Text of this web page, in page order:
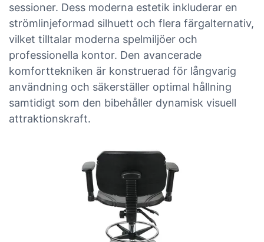
sessioner. Dess moderna estetik inkluderar en
strömlinjeformad silhuett och flera färgalternativ,
vilket tilltalar moderna spelmiljöer och
professionella kontor. Den avancerade
komforttekniken är konstruerad för långvarig
användning och säkerställer optimal hållning
samtidigt som den bibehåller dynamisk visuell
attraktionskraft.